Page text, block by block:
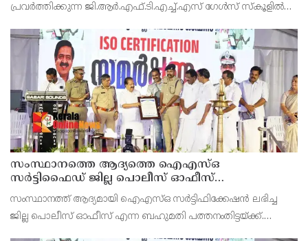
പ്രവർത്തിക്കുന്ന ജി.ആർ.എഫ്.ടി.എച്ച്.എസ് ഗേൾസ് സ്‌കൂളിൽ
കൂടിക്കാഴ്ച്ച പത്തിന് രാവിലെ 10.30 ന് സ്‌കൂൾ ഓഫീസിൽ
സംസ്ഥാനത്തെ ആദ്യത്തെ ഐഎസ്ഒ
സർട്ടിഫൈഡ് ജില്ല പൊലീസ് ഓഫീസ്
പത്തനംതിട്ടയിൽ
സംസ്ഥാനത്ത് ആദ്യമായി ഐഎസ്ഒ സർട്ടിഫിക്കേഷൻ ലഭിച്ച
ജില്ല പൊലീസ് ഓഫീസ് എന്ന ബഹുമതി പത്തനംതിട്ടയ്ക്ക്.